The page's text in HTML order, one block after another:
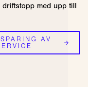
med upp till
AV